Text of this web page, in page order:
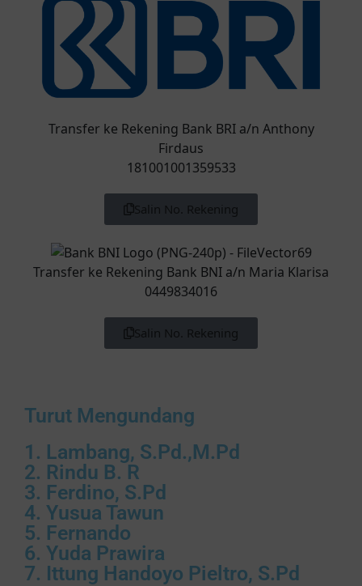
Transfer ke Rekening Bank BRI a/n Anthony
Firdaus
181001001359533
Salin No. Rekening
Transfer ke Rekening Bank BNI a/n Maria Klarisa
0449834016
Salin No. Rekening
Turut Mengundang
1. Lambang, S.Pd.,M.Pd
2. Rindu B. R
3. Ferdino, S.Pd
4. Yusua Tawun
5. Fernando
6. Yuda Prawira
7. Ittung Handoyo Pieltro, S.Pd